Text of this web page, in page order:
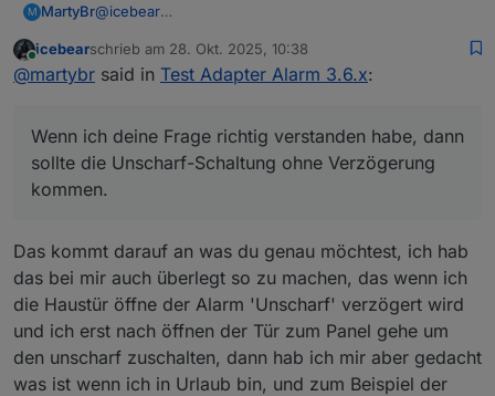
M MartyBr@icebear
öffnen der Tür der Alarm erst verzögert kommt, so
dass ich im Haus den Zustand "unscharf" schalten
Alarm verzögert ein und habe dann 1 Minute Zeit das
Haus zu verlassen.
Wenn ich deine Frage richtig verstanden habe, dann
sollte die Unscharf-Schaltung ohne Verzögerung
Online
icebearschrieb am 28. Okt. 2025, 10:38
zuletzt editiert von
@martybr said in Test Adapter Alarm 3.6.x:
Wenn ich deine Frage richtig verstanden habe, dann
sollte die Unscharf-Schaltung ohne Verzögerung
kommen.
Das kommt darauf an was du genau möchtest, ich hab
das bei mir auch überlegt so zu machen, das wenn ich
die Haustür öffne der Alarm 'Unscharf' verzögert wird
und ich erst nach öffnen der Tür zum Panel gehe um
den unscharf zuschalten, dann hab ich mir aber gedacht
was ist wenn ich in Urlaub bin, und zum Beispiel der